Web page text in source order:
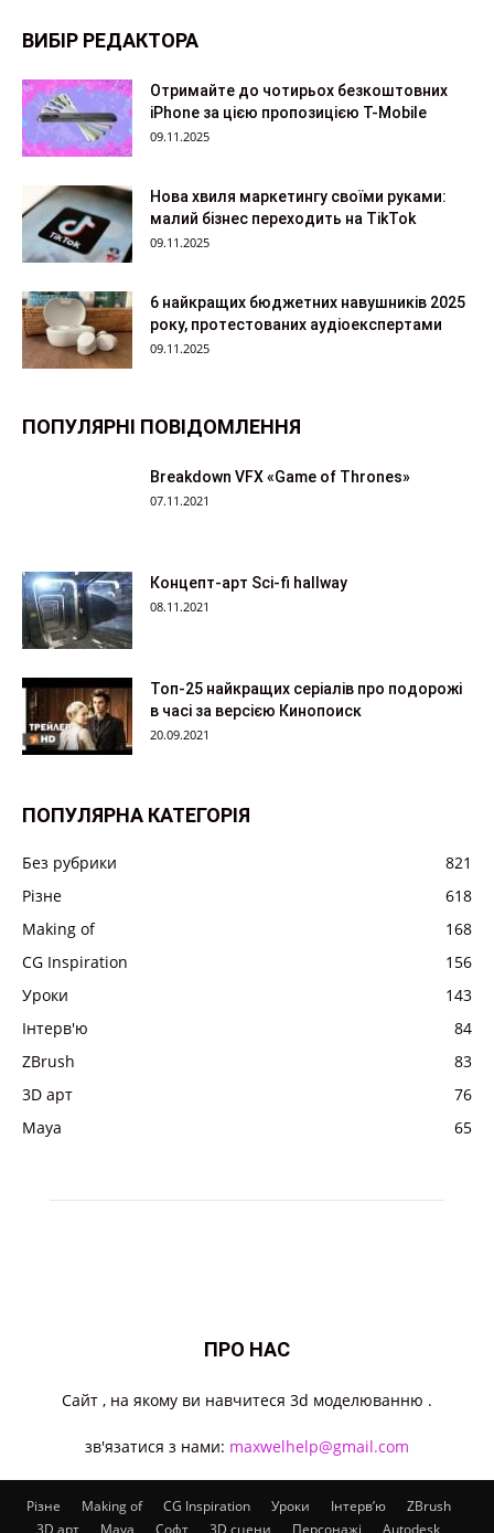
ВИБІР РЕДАКТОРА
Отримайте до чотирьох безкоштовних
iPhone за цією пропозицією T-Mobile
09.11.2025
Нова хвиля маркетингу своїми руками:
малий бізнес переходить на TikTok
09.11.2025
6 найкращих бюджетних навушників 2025
року, протестованих аудіоекспертами
09.11.2025
ПОПУЛЯРНІ ПОВІДОМЛЕННЯ
Breakdown VFX «Game of Thrones»
07.11.2021
Концепт-арт Sci-fi hallway
08.11.2021
Топ-25 найкращих серіалів про подорожі
в часі за версією Кинопоиск
20.09.2021
ПОПУЛЯРНА КАТЕГОРІЯ
Без рубрики
821
Різне
618
Making of
168
CG Inspiration
156
Уроки
143
Інтерв'ю
84
ZBrush
83
3D арт
76
Maya
65
ПРО НАС
Cайт , на якому ви навчитеся 3d моделюванню .
зв'язатися з нами: maxwelhelp@gmail.com
Різне Making of CG Inspiration Уроки Інтерв’ю
ZBrush
3D арт
Maya Софт 3D сцени Персонажі Autodesk